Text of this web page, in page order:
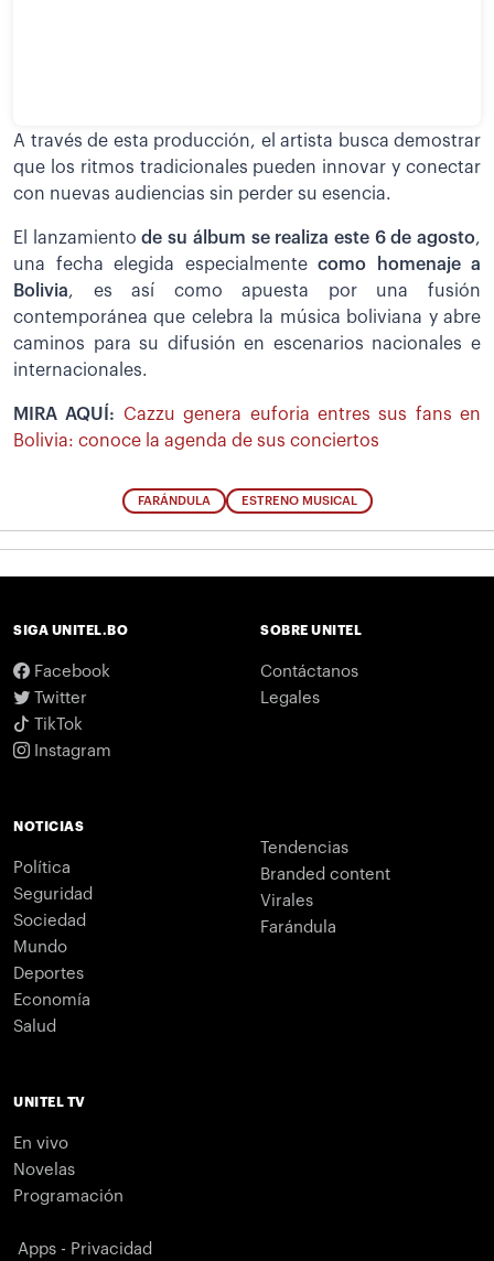
A través de esta producción, el artista busca demostrar
que los ritmos tradicionales pueden innovar y conectar
con nuevas audiencias sin perder su esencia.
El lanzamientode su álbum se realiza este 6 de agosto,
una fecha elegida especialmente como homenaje a
Bolivia, es así como apuesta por una fusión
contemporánea que celebra la música boliviana y abre
caminos para su difusión en escenarios nacionales e
internacionales.
MIRA AQUÍ: Cazzu genera euforia entres sus fans en
Bolivia: conoce la agenda de sus conciertos
FARÁNDULA ESTRENO MUSICAL
SIGA UNITEL.BO
Facebook
Twitter
TikTok
Instagram
SOBRE UNITEL
Contáctanos
Legales
NOTICIAS
Política
Seguridad
Sociedad
Mundo
Deportes
Economía
Salud
Tendencias
Branded content
Virales
Farándula
UNITEL TV
En vivo
Novelas
Programación
Apps - Privacidad